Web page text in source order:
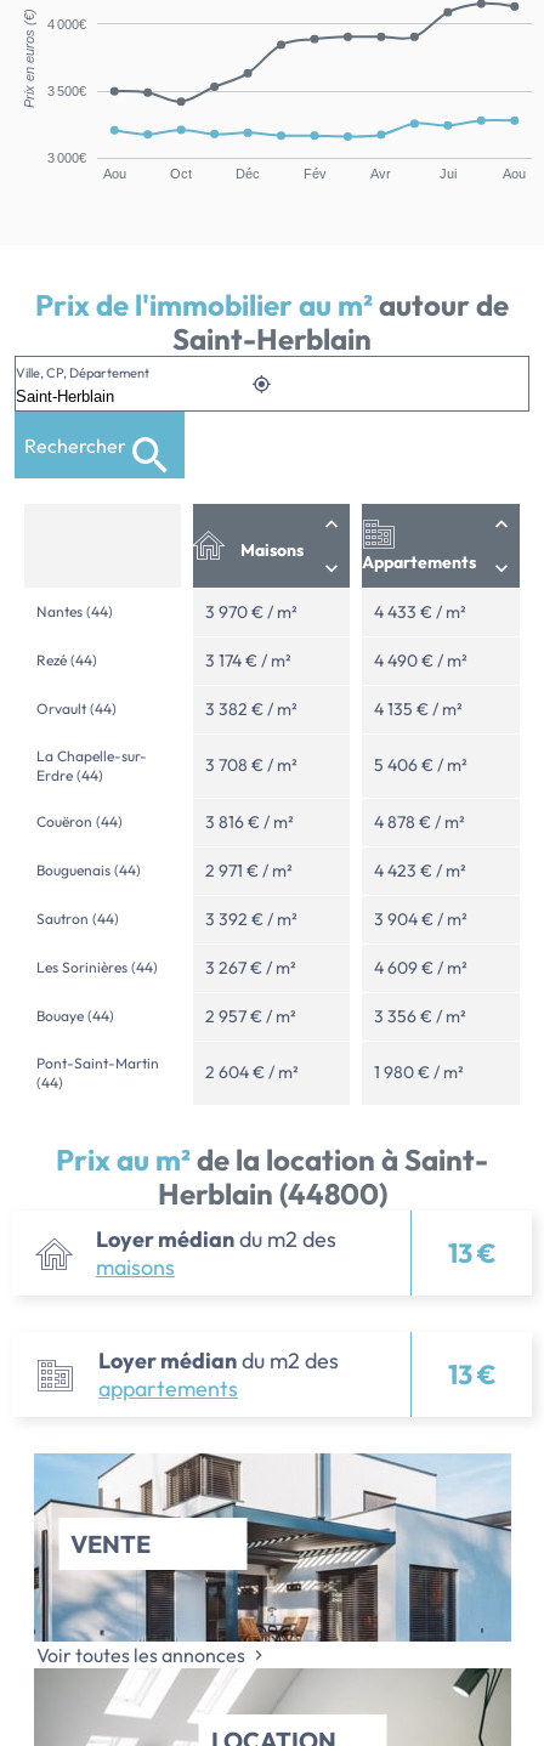
Aou Oct Déc Fév Avr Jui Aou
3 000€
3 500€
4 000€
Prix en euros (€)
Prix de l'immobilier au m²autour de
Saint-Herblain
Ville, CP, Département
Rechercher
Maisons
Appartements
Nantes (44) 3 970 € / m² 4 433 € / m²
Rezé (44) 3 174 € / m² 4 490 € / m²
Orvault (44) 3 382 € / m² 4 135 € / m²
La Chapelle-sur-
Erdre (44)
3 708 € / m² 5 406 € / m²
Couëron (44) 3 816 € / m² 4 878 € / m²
Bouguenais (44) 2 971 € / m² 4 423 € / m²
Sautron (44) 3 392 € / m² 3 904 € / m²
Les Sorinières (44) 3 267 € / m² 4 609 € / m²
Bouaye (44) 2 957 € / m² 3 356 € / m²
Pont-Saint-Martin
(44)
2 604 € / m² 1 980 € / m²
Prix au m²de la location à Saint-
Herblain (44800)
Loyer médiandu m2 des
maisons
13 €
Loyer médiandu m2 des
appartements
13 €
VENTE
Voir toutes les annonces